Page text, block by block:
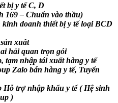
bị y tế C, D
169 – Chuẩn vào thầu)
doanh thiết bị y tế loại BCD
xuất
hải quan trọn gói
tạm nhập tái xuất hàng y tế
Zalo bán hàng y tế, Tuyển
Hỗ trợ nhập khẩu y tế ( Hệ sinh
)